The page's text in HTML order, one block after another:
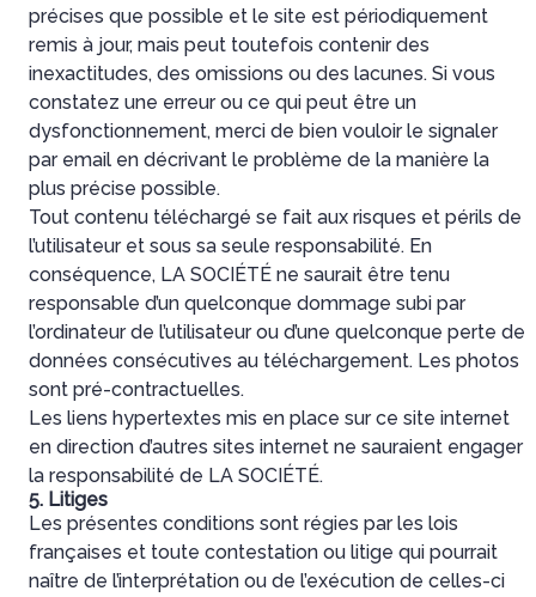
précises que possible et le site est périodiquement
remis à jour, mais peut toutefois contenir des
inexactitudes, des omissions ou des lacunes. Si vous
constatez une erreur ou ce qui peut être un
dysfonctionnement, merci de bien vouloir le signaler
par email en décrivant le problème de la manière la
plus précise possible.
Tout contenu téléchargé se fait aux risques et périls de
l’utilisateur et sous sa seule responsabilité. En
conséquence, LA SOCIÉTÉ ne saurait être tenu
responsable d’un quelconque dommage subi par
l’ordinateur de l’utilisateur ou d’une quelconque perte de
données consécutives au téléchargement. Les photos
sont pré-contractuelles.
Les liens hypertextes mis en place sur ce site internet
en direction d’autres sites internet ne sauraient engager
la responsabilité de LA SOCIÉTÉ.
5. Litiges
Les présentes conditions sont régies par les lois
françaises et toute contestation ou litige qui pourrait
naître de l’interprétation ou de l’exécution de celles-ci